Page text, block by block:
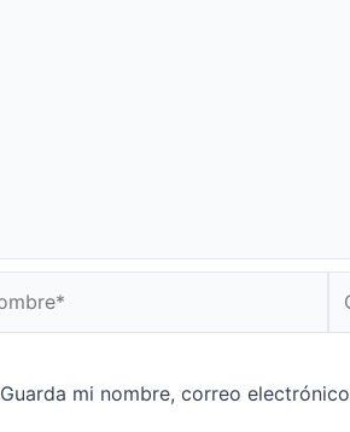
Guarda mi nombre, correo